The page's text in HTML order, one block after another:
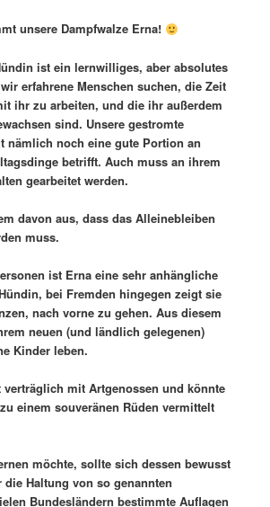
unsere Dampfwalze Erna!
ist ein lernwilliges, aber absolutes
erfahrene Menschen suchen, die Zeit
ihr zu arbeiten, und die ihr außerdem
sind. Unsere gestromte
nämlich noch eine gute Portion an
betrifft. Auch muss an ihrem
gearbeitet werden.
davon aus, dass das Alleinebleiben
muss.
ist Erna eine sehr anhängliche
bei Fremden hingegen zeigt sie
nach vorne zu gehen. Aus diesem
neuen (und ländlich gelegenen)
Kinder leben.
mit Artgenossen und könnte
einem souveränen Rüden vermittelt
möchte, sollte sich dessen bewusst
Haltung von so genannten
Bundesländern bestimmte Auflagen